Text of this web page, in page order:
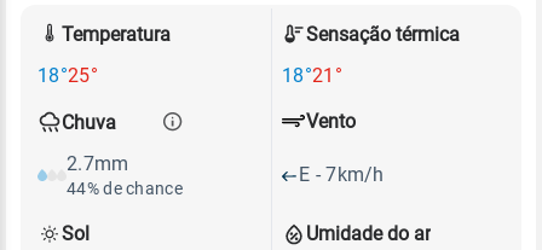
Temperatura
18°25°
Sensação térmica
18°21°
Chuva
2.7mm
44% de chance
Umidade do ar
Vento
E - 7km/h
Sol